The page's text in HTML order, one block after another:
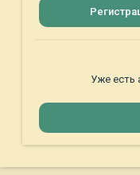
Уже есть